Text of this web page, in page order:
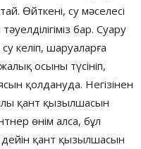
Өйткені, су мәселесі
бар. Суару
келіп, шаруаларға
осыны түсініп,
қолдануда. Негізінен
қант қызылшасын
өнім алса, бұл
қант қызылшасын